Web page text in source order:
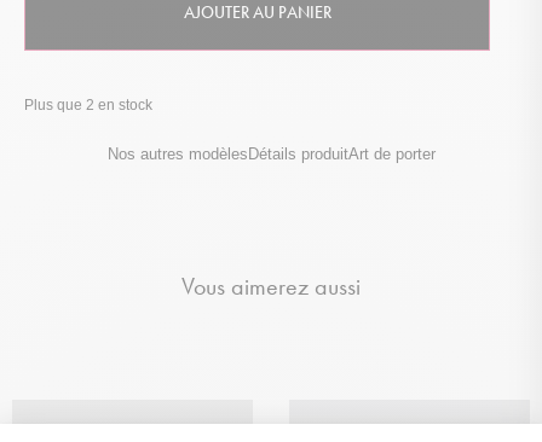
AJOUTER AU PANIER
Plus que 2 en stock
Nos autres modèles Détails produitArt de porter
Vous aimerez aussi